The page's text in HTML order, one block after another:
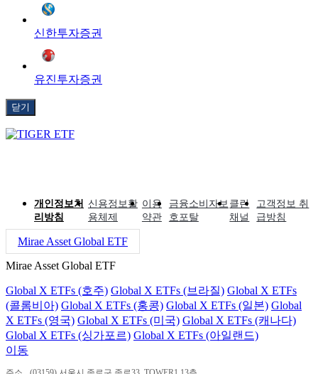
신한투자증권
유진투자증권
닫기
개인정보처
리방침
신용정보활
용체제
이용
약관
금융소비자보
호포탈
클린
채널
고객정보 취
급방침
Mirae Asset Global ETF
Mirae Asset Global ETF
Global X ETFs (호주) Global X ETFs (브라질) Global X ETFs
(콜롬비아) Global X ETFs (홍콩) Global X ETFs (일본) Global
X ETFs (영국) Global X ETFs (미국) Global X ETFs (캐나다)
Global X ETFs (싱가포르) Global X ETFs (아일랜드)
이동